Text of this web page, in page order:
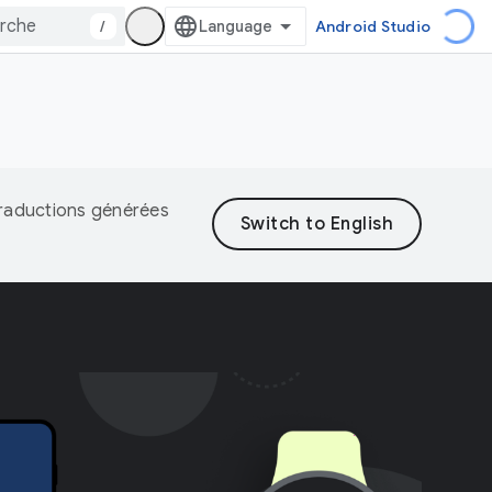
/ Android Studio
générées